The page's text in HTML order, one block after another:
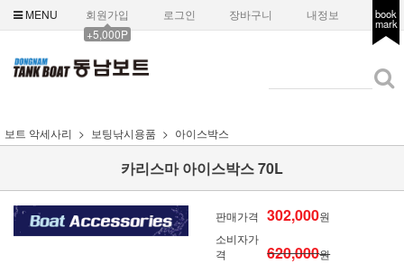
MENU
회원가입
+5,000P
로그인 장바구니 내정보 book
mark
보트 악세사리 보팅낚시용품 아이스박스
카리스마 아이스박스 70L
판매가격 302,000원
소비자가
격
620,000원